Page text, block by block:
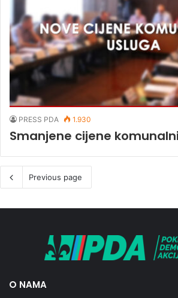
PRESS PDA 1.930
Smanjene cijene
Previous page
O NAMA